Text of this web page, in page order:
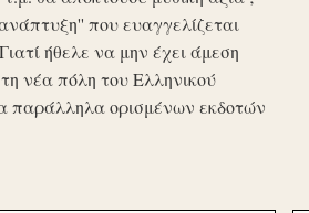
που ευαγγελίζεται
ήθελε να μην έχει άμεση
νέα πόλη του Ελληνικού
παράλληλα ορισμένων εκδοτών